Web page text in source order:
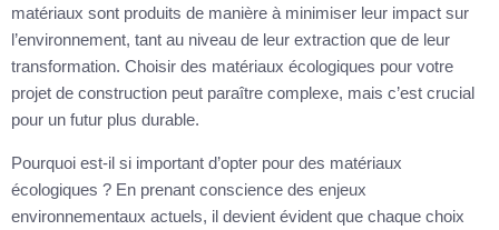
matériaux sont produits de manière à minimiser leur impact sur
l’environnement, tant au niveau de leur extraction que de leur
transformation. Choisir des matériaux écologiques pour votre
projet de construction peut paraître complexe, mais c’est crucial
pour un futur plus durable.
Pourquoi est-il si important d’opter pour des matériaux
écologiques ? En prenant conscience des enjeux
environnementaux actuels, il devient évident que chaque choix